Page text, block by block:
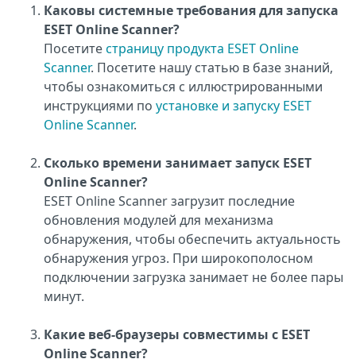
Каковы системные требования для запуска
ESET Online Scanner?
Посетитестраницу продукта ESET Online
Scanner. Посетите нашу статью в базе знаний,
чтобы ознакомиться с иллюстрированными
инструкциями по установке и запуску ESET
Online Scanner.
Сколько времени занимает запуск ESET
Online Scanner?
ESET Online Scanner загрузит последние
обновления модулей для механизма
обнаружения, чтобы обеспечить актуальность
обнаружения угроз. При широкополосном
подключении загрузка занимает не более пары
минут.
Какие веб-браузеры совместимы с ESET
Online Scanner?